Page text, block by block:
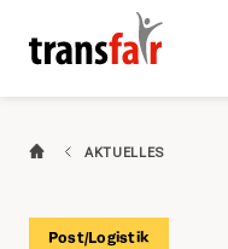
Branchenkongress
2023
Branchen
AKTUELLES
Post/Logistik